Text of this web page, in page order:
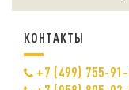
КОНТАКТЫ
+7 (499) 755-